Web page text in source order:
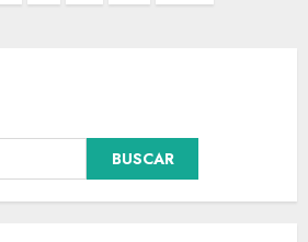
BUSCAR
Hijos de presidentes bajo